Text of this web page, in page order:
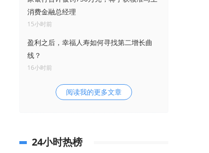
消费金融总经理
15小时前
盈利之后，幸福人寿如何寻找第二增长曲
线？
16小时前
阅读我的更多文章
24小时热榜